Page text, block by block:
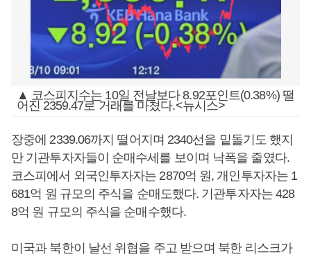
▲ 코스피지수는 10일 전날보다 8.92포인트(0.38%) 떨
어진 2359.47로 거래를 마쳤다.<뉴시스>
장중에 2339.06까지 떨어지며 2340선을 밑돌기도 했지
만 기관투자자들이 순매수세를 보이며 낙폭을 줄였다.
코스피에서 외국인투자자는 2870억 원, 개인투자자는 1
681억 원 규모의 주식을 순매도했다. 기관투자자는 428
8억 원 규모의 주식을 순매수했다.
미국과 북한이 날선 위협을 주고 받으며 북한 리스크가